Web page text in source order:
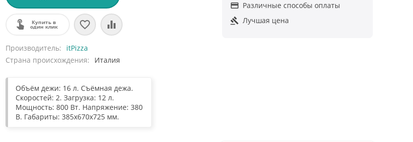
Купить в
один клик
Производитель
itPizza
Страна происхождения
Италия
Объём дежи: 16 л. Съёмная дежа.
Скоростей: 2. Загрузка: 12 л.
Мощность: 800 Вт. Напряжение: 380
В. Габариты: 385х670х725 мм.
 Различные способы оплаты
 Лучшая цена